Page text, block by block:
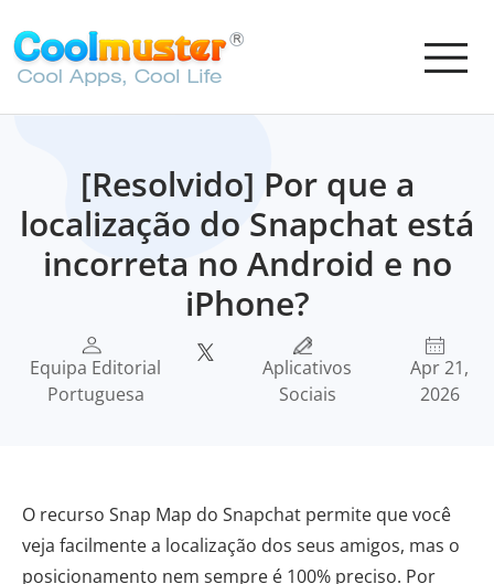
[Resolvido] Por que a
localização do Snapchat está
incorreta no Android e no
iPhone?
Equipa Editorial
Portuguesa
Aplicativos
Sociais
Apr 21,
2026
O recurso Snap Map do Snapchat permite que você
veja facilmente a localização dos seus amigos, mas o
posicionamento nem sempre é 100% preciso. Por